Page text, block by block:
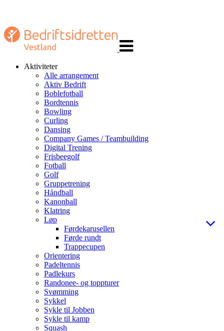
navigasjon
Aktiviteter
Alle arrangement
Aktiv Bedrift
Boblefotball
Bordtennis
Bowling
Curling
Dansing
Company Games / Teambuilding
Digital Trening
Frisbeegolf
Fotball
Golf
Gruppetrening
Håndball
Kanonball
Klatring
Løp
Førdekarusellen
Førde rundt
Trappecupen
Orientering
Padeltennis
Padlekurs
Randonee- og toppturer
Svømming
Sykkel
Sykle til Jobben
Sykle til kamp
Squash